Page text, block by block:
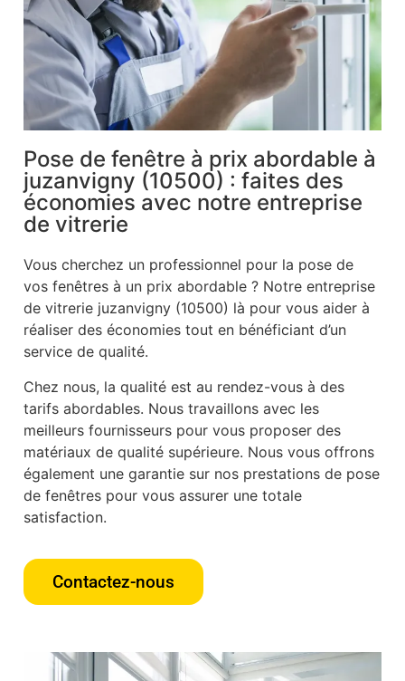
Pose de fenêtre à prix abordable à
juzanvigny (10500) : faites des
économies avec notre entreprise
de vitrerie
Vous cherchez un professionnel pour la pose de
vos fenêtres à un prix abordable ? Notre entreprise
de vitrerie juzanvigny (10500) là pour vous aider à
réaliser des économies tout en bénéficiant d’un
service de qualité.
Chez nous, la qualité est au rendez-vous à des
tarifs abordables. Nous travaillons avec les
meilleurs fournisseurs pour vous proposer des
matériaux de qualité supérieure. Nous vous offrons
également une garantie sur nos prestations de pose
de fenêtres pour vous assurer une totale
satisfaction.
Contactez-nous